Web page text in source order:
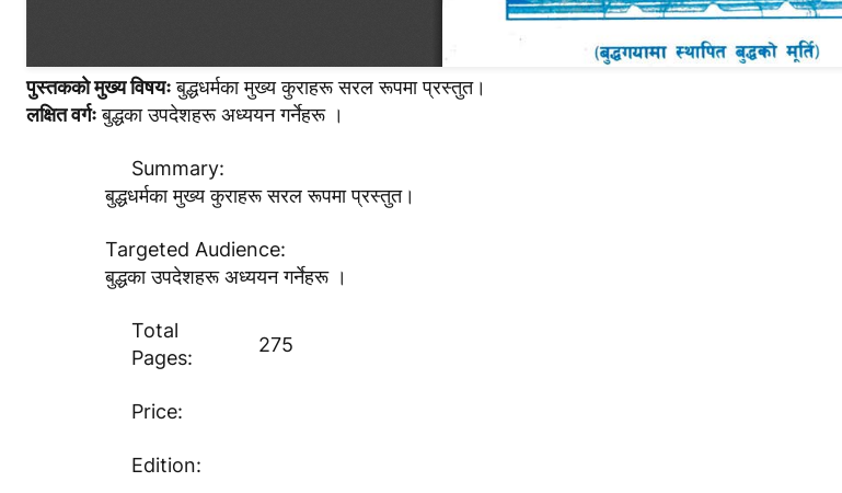
पुस्तककाे मुख्य विषयःबुद्धधर्मका मुख्य कुराहरू सरल रूपमा प्रस्तुत।
लक्षित वर्गःबुद्धका उपदेशहरू अध्ययन गर्नेहरू ।
Summary:
बुद्धधर्मका मुख्य कुराहरू सरल रूपमा प्रस्तुत।
Targeted Audience:
बुद्धका उपदेशहरू अध्ययन गर्नेहरू ।
Total
Pages:
275
Price:
Edition: